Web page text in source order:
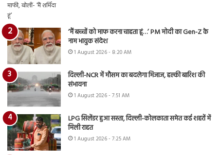
‘मैं बच्चों को माफ करना चाहता हूं…’ PM मोदी का Gen-Z के
नाम भावुक संदेश
1 August 2026 - 8:20 AM
दिल्ली-NCR में मौसम का बदलेगा मिजाज, हल्की बारिश की
संभावना
1 August 2026 - 7:51 AM
LPG सिलेंडर हुआ सस्ता, दिल्ली-कोलकाता समेत कई शहरों में
मिली राहत
1 August 2026 - 7:25 AM